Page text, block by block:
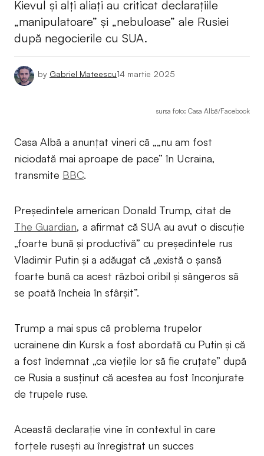
Kievul și alți aliați au criticat declarațiile
„manipulatoare” și „nebuloase” ale Rusiei
după negocierile cu SUA.
by Gabriel Mateescu14 martie 2025
sursa foto: Casa Albă/Facebook
Casa Albă a anunțat vineri că „„nu am fost
niciodată mai aproape de pace” în Ucraina,
transmite BBC.
Președintele american Donald Trump, citat de
The Guardian, a afirmat că SUA au avut o discuție
„foarte bună și productivă” cu președintele rus
Vladimir Putin și a adăugat că „există o șansă
foarte bună ca acest război oribil și sângeros să
se poată încheia în sfârșit”.
Trump a mai spus că problema trupelor
ucrainene din Kursk a fost abordată cu Putin și că
a fost îndemnat „ca viețile lor să fie cruțate” după
ce Rusia a susținut că acestea au fost înconjurate
de trupele ruse.
Această declarație vine în contextul în care
forțele rusești au înregistrat un succes